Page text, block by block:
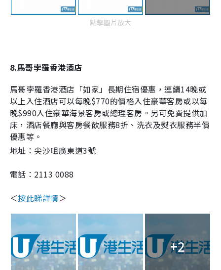
點擊圖片放大
8.馬哥孛羅香港酒店
馬哥孛羅香港酒店「如家」長期住宿優惠，連續14晚或
以上入住酒店可以每晚$770的價格入住豪華客房或以每
晚$990入住豪華海景客房或總理客房。另可免費提供加
床，酒店餐廳與客房餐飲服務8折、洗衣及熨衣服務半價
優惠等。
地址：尖沙咀廣東道3號
電話： 2113 0088
＜按此睇詳情＞
+2